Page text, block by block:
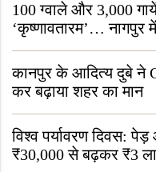
100 ग्वाले और 3,000
‘कृष्णावतारम’… नागपुर
“ऐसा तो सिर्फ़ कृष्ण ही
कानपुर के आदित्य दुबे ने
कर बढ़ाया शहर का मान
विश्व पर्यावरण दिवस:
₹30,000 से बढ़कर ₹3